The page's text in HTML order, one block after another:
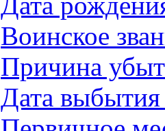
Воинское
Причина
Дата